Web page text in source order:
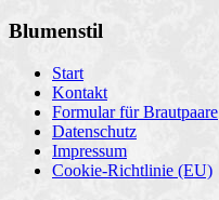
Blumenstil
Start
Kontakt
Formular für Brautpaare
Datenschutz
Impressum
Cookie-Richtlinie (EU)